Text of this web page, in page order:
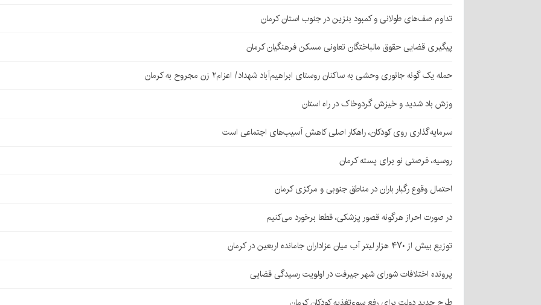
تداوم صف‌های طولانی و کمبود بنزین در جنوب استان کرمان
پیگیری قضایی حقوق مالباختگان تعاونی مسکن فرهنگیان کرمان
حمله یک گونه جانوری وحشی به ساکنان روستای ابراهیم‌آباد شهداد/ اعزام۲ زن مجروح به کرمان
وزش باد شدید و خیزش گردوخاک در راه استان
سرمایه‌گذاری روی کودکان، راهکار اصلی کاهش آسیب‌های اجتماعی است
روسیه، فرصتی نو برای پسته کرمان
احتمال وقوع رگبار باران در مناطق جنوبی و مرکزی کرمان
در صورت احراز هرگونه قصور پزشکی، قطعا برخورد می‌کنیم
توزیع بیش از ۴۷۰ هزار لیتر آب میان عزاداران جامانده اربعین در کرمان
پرونده اختلافات شورای شهر جیرفت در اولویت رسیدگی قضایی